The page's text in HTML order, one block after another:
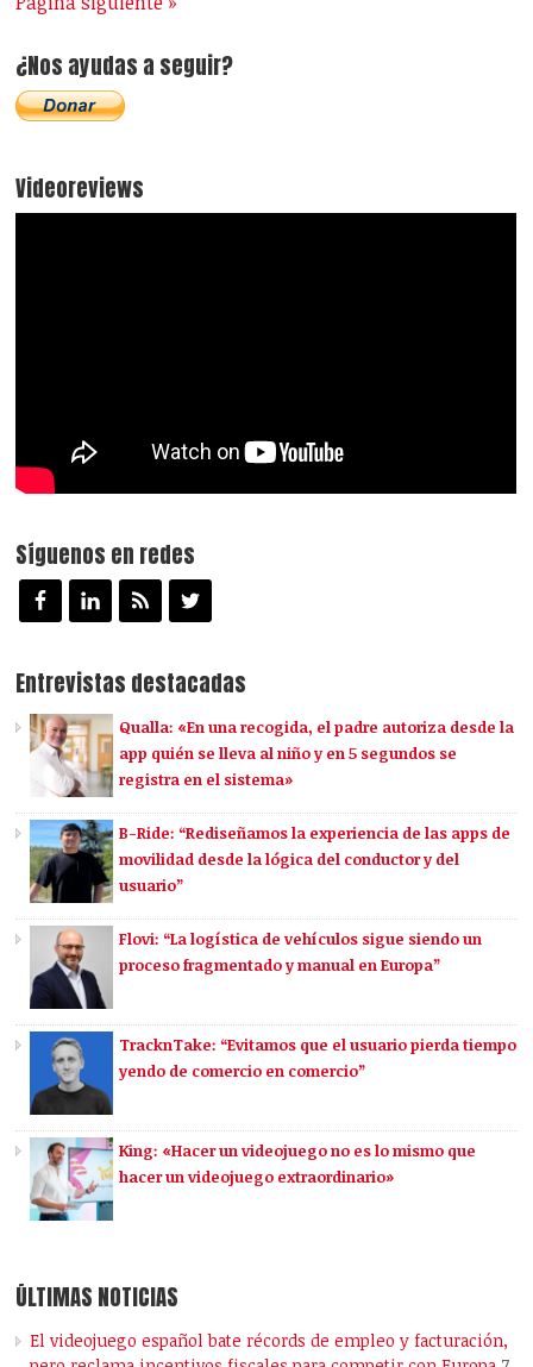
¿Nos ayudas a seguir?
Videoreviews
Síguenos en redes
Entrevistas destacadas
Qualla: «En una recogida, el padre autoriza desde la
app quién se lleva al niño y en 5 segundos se
registra en el sistema»
B-Ride: “Rediseñamos la experiencia de las apps de
movilidad desde la lógica del conductor y del
usuario”
Flovi: “La logística de vehículos sigue siendo un
proceso fragmentado y manual en Europa”
TracknTake: “Evitamos que el usuario pierda tiempo
yendo de comercio en comercio”
King: «Hacer un videojuego no es lo mismo que
hacer un videojuego extraordinario»
ÚLTIMAS NOTICIAS
El videojuego español bate récords de empleo y facturación,